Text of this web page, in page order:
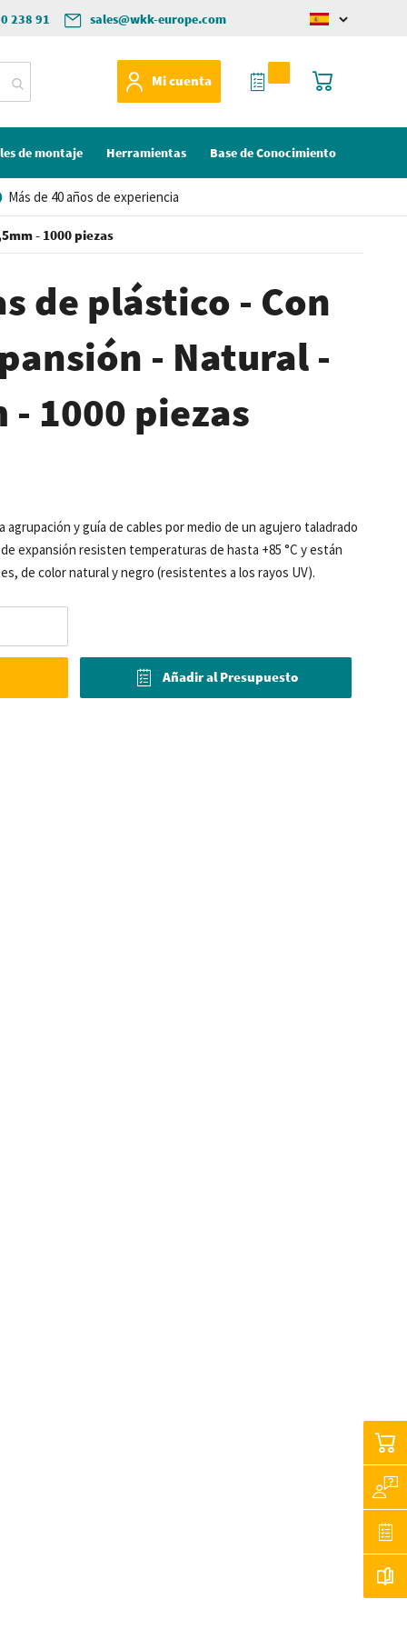
sales@wkk-europe.com
238 91
Change
Mi cuenta
Mi cesta
Mi Cotización
de montaje Herramientas Base de Conocimiento
Más de 40 años de experiencia
- 1000 piezas
de plástico - Con
- Natural -
1000 piezas
agrupación y guía de cables por medio de un agujero taladrado
expansión resisten temperaturas de hasta +85 °C y están
de color natural y negro (resistentes a los rayos UV).
Añadir al Presupuesto